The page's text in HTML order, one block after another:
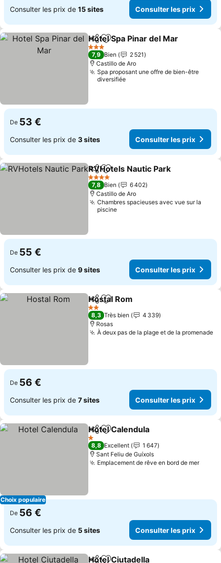
Consulter les prix de 15 sites Consulter les prix
PartagerAjouter à mes favoris
Hotel Spa Pinar del Mar
3 Étoiles
7,9 Bien
2 521
Castillo de Aro
Spa proposant une offre de bien-être
diversifiée
De 53 €
Consulter les prix de 3 sites Consulter les prix
PartagerAjouter à mes favoris
RVHotels Nautic Park
4 Étoiles
7,8 Bien
6 402
Castillo de Aro
Chambres spacieuses avec vue sur la
piscine
De 55 €
Consulter les prix de 9 sites Consulter les prix
PartagerAjouter à mes favoris
Hostal Rom
2 Étoiles
8,3 Très bien
4 339
Rosas
À deux pas de la plage et de la promenade
De 56 €
Consulter les prix de 7 sites Consulter les prix
Choix populaire
PartagerAjouter à mes favoris
Hotel Calendula
1 Étoiles
8,8 Excellent
1 647
Sant Feliu de Guíxols
Emplacement de rêve en bord de mer
De 56 €
Consulter les prix de 5 sites Consulter les prix
Hotel Ciutadella